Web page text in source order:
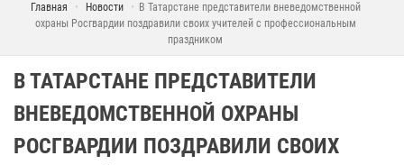
Главная Новости
В Татарстане представители вневедомственной
охраны Росгвардии поздравили своих учителей с профессиональным
праздником
В ТАТАРСТАНЕ ПРЕДСТАВИТЕЛИ
ВНЕВЕДОМСТВЕННОЙ ОХРАНЫ
РОСГВАРДИИ ПОЗДРАВИЛИ СВОИХ